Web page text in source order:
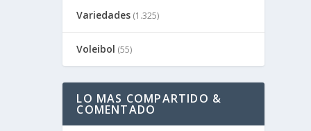
Variedades (1.325)
Voleibol (55)
LO MAS COMPARTIDO &
COMENTADO